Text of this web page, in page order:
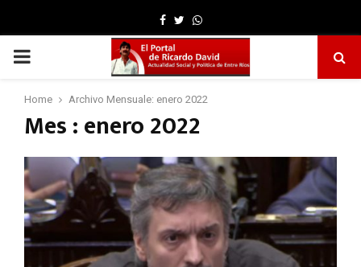
Facebook
TwitterWhatsapp
PRIMARY
MENU
Home Archivo Mensuale: enero 2022
Mes : enero 2022